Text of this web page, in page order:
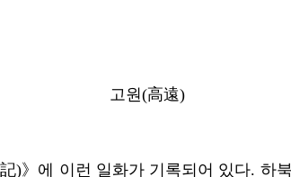
고원(高遠)
)》에 이런 일화가 기록되어 있다. 하